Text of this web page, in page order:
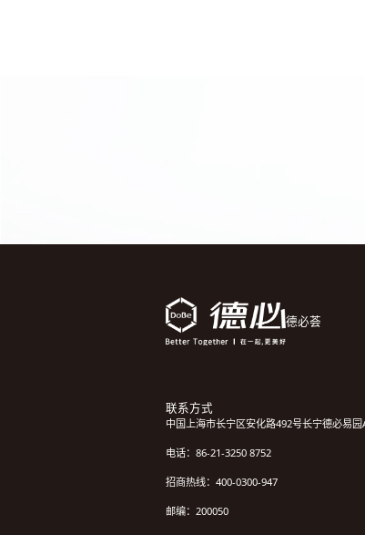
德必荟
联系方式
中国上海市长宁区安化路492号长宁德必易园
电话：86-21-3250 8752
招商热线：400-0300-947
邮编：200050